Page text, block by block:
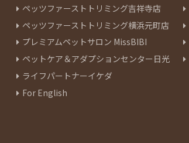
ペッツファーストトリミング吉祥寺店
ペッツファーストトリミング横浜元町店
プレミアムペットサロン MissBIBI
ペットケア＆アダプションセンター日光
ライフパートナーイケダ
For English